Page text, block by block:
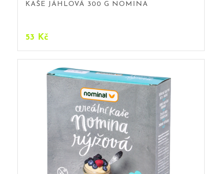
KAŠE JÁHLOVÁ 300 G NOMINA
53 Kč